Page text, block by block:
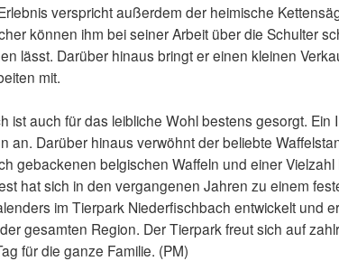
verspricht außerdem der heimische
können ihm bei seiner Arbeit über die Schulter
lässt. Darüber hinaus bringt er einen kleinen
mit.
ist auch für das leibliche Wohl bestens gesorgt. Ein
an. Darüber hinaus verwöhnt der beliebte
gebackenen belgischen Waffeln und einer
hat sich in den vergangenen Jahren zu einem
im Tierpark Niederfischbach entwickelt und
gesamten Region. Der Tierpark freut sich auf
für die ganze Familie. (PM)